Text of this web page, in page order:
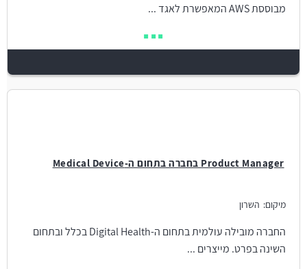
מבוססת AWS המאפשרת לאגד ...
Product Manager בחברה בתחום ה-Medical Device
מיקום: השרון
החברה מובילה עולמית בתחום ה-Digital Health בכלל ובתחום
השינה בפרט. מייצרים ...